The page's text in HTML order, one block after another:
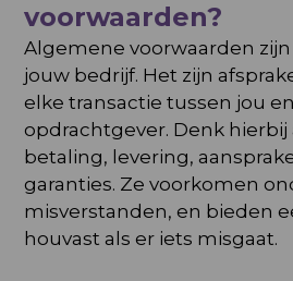
voorwaarden?
Algemene voorwaarden
jouw bedrijf. Het zijn
elke transactie tussen jou
opdrachtgever. Denk hierbij
betaling, levering,
garanties. Ze voorkomen
misverstanden, en bieden
houvast als er iets misgaat.